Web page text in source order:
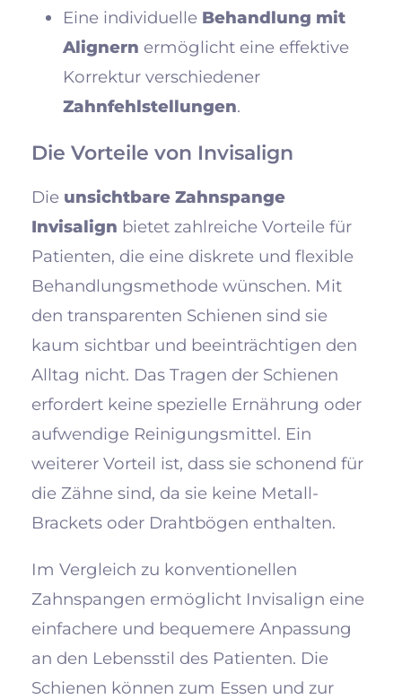
Eine individuelle Behandlung mit
Alignern ermöglicht eine effektive
Korrektur verschiedener
Zahnfehlstellungen.
Die Vorteile von Invisalign
Die unsichtbare Zahnspange
Invisalign bietet zahlreiche Vorteile für
Patienten, die eine diskrete und flexible
Behandlungsmethode wünschen. Mit
den transparenten Schienen sind sie
kaum sichtbar und beeinträchtigen den
Alltag nicht. Das Tragen der Schienen
erfordert keine spezielle Ernährung oder
aufwendige Reinigungsmittel. Ein
weiterer Vorteil ist, dass sie schonend für
die Zähne sind, da sie keine Metall-
Brackets oder Drahtbögen enthalten.
Im Vergleich zu konventionellen
Zahnspangen ermöglicht Invisalign eine
einfachere und bequemere Anpassung
an den Lebensstil des Patienten. Die
Schienen können zum Essen und zur